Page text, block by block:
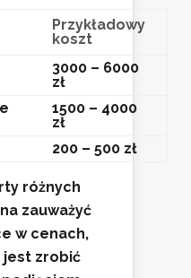
Przykładowy
koszt
3000 – 6000
zł
1500 – 4000
zł
200 – 500 zł
różnych
zauważyć
w cenach,
zrobić